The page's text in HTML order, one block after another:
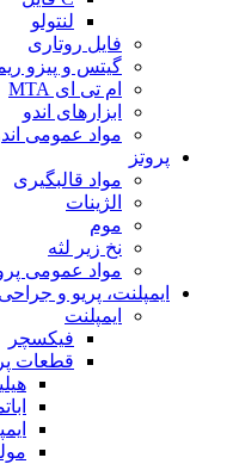
لنتولو
فایل روتاری
گیتس و پیزو
ام تی ای MTA
ابزارهای اندو
مواد عمومی
پروتز
مواد قالبگیری
الژینات
موم
نخ زیر لثه
مواد عمومی
ایمپلنت، پریو و جراحی
ایمپلنت
فیکسچر
قطعات